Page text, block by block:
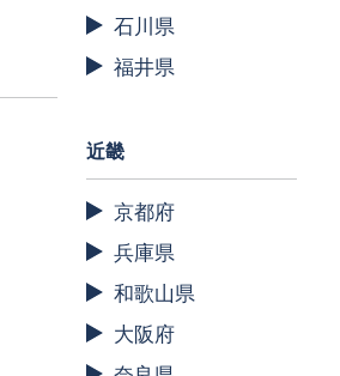
石川県
福井県
近畿
京都府
兵庫県
和歌山県
大阪府